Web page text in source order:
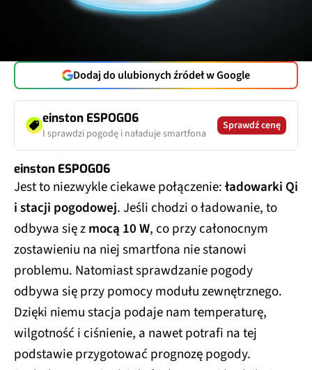
Dodaj do ulubionych źródeł w Google
einston ESPOG06
I sprawdzi pogodę i naładuje smartfona
Sprawdź cenę
einston ESPOG06
Jest to niezwykle ciekawe połączenie:ładowarki Qi
i stacji pogodowej. Jeśli chodzi o ładowanie, to
odbywa się zmocą 10 W, co przy całonocnym
zostawieniu na niej smartfona nie stanowi
problemu. Natomiast sprawdzanie pogody
odbywa się przy pomocy modułu zewnętrznego.
Dzięki niemu stacja podaje nam temperaturę,
wilgotność i ciśnienie, a nawet potrafi na tej
podstawie przygotować prognozę pogody.